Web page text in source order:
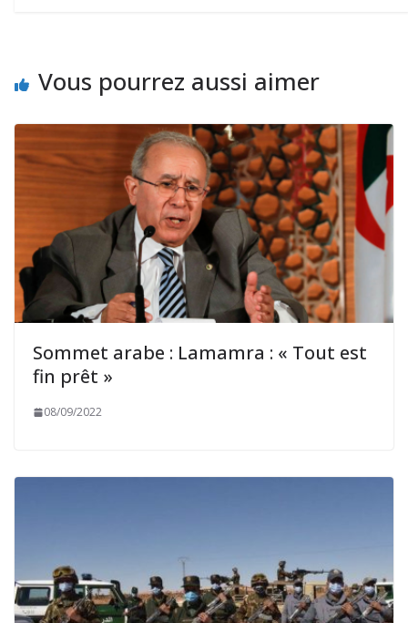
Vous pourrez aussi aimer
Sommet arabe : Lamamra : « Tout est
fin prêt »
08/09/2022